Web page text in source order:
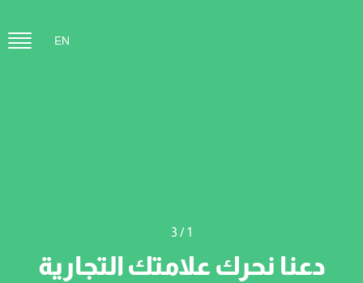
EN
1
/ 3
دعنا نحرك علامتك التجارية